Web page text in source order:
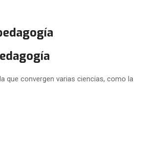
que convergen varias ciencias, como la